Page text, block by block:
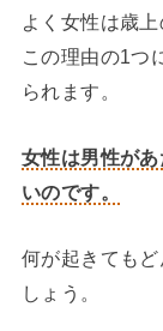
よく女性は歳
この理由の1つ
られます。
女性は男性が
いのです。
何が起きても
しょう。